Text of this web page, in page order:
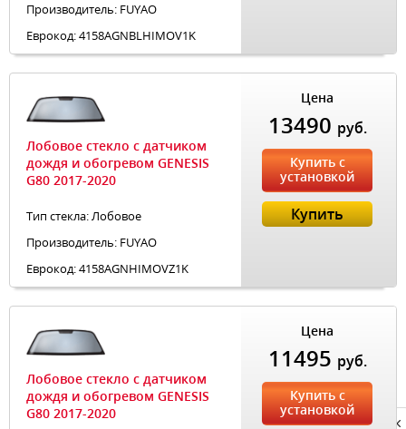
Производитель: FUYAO
Еврокод: 4158AGNBLHIMOV1K
Лобовое стекло с датчиком
дождя и обогревом GENESIS
G80 2017-2020
Тип стекла: Лобовое
Производитель: FUYAO
Еврокод: 4158AGNHIMOVZ1K
Цена
13490 руб.
Купить с
установкой
Купить
Лобовое стекло с датчиком
дождя и обогревом GENESIS
G80 2017-2020
Цена
11495 руб.
Купить с
установкой
Privacy notice